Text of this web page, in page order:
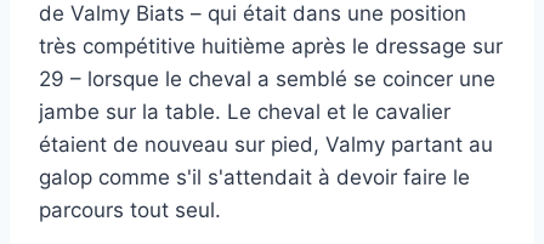
de Valmy Biats – qui était dans une position
très compétitive huitième après le dressage sur
29 – lorsque le cheval a semblé se coincer une
jambe sur la table. Le cheval et le cavalier
étaient de nouveau sur pied, Valmy partant au
galop comme s'il s'attendait à devoir faire le
parcours tout seul.